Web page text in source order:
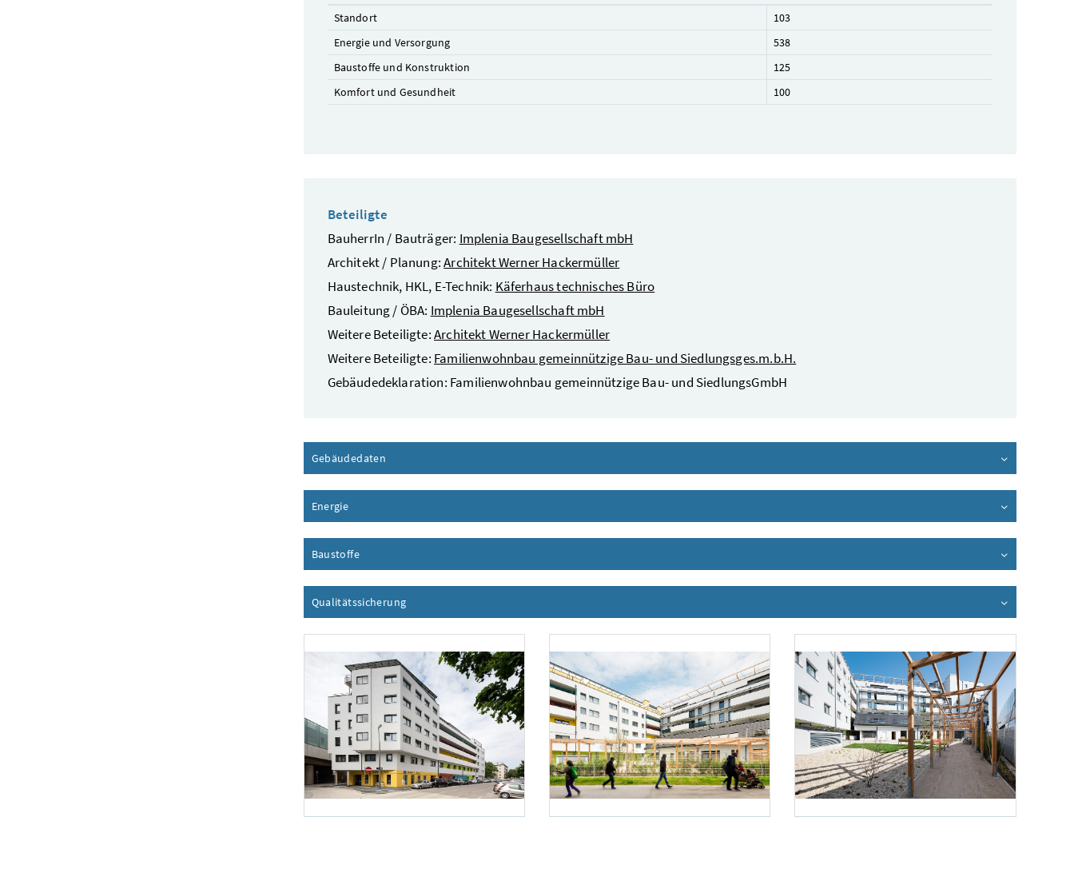
Standort
103
Energie und Versorgung
538
Baustoffe und Konstruktion
125
Komfort und Gesundheit
100
Beteiligte
BauherrIn / Bauträger: Implenia Baugesellschaft mbH
Architekt / Planung:Architekt Werner Hackermüller
Haustechnik, HKL, E-Technik: Käferhaus technisches Büro
Bauleitung / ÖBA: Implenia Baugesellschaft mbH
Weitere Beteiligte:Architekt Werner Hackermüller
Weitere Beteiligte: Familienwohnbau gemeinnützige Bau- und Siedlungsges.m.b.H.
Gebäudedeklaration: Familienwohnbau gemeinnützige Bau- und SiedlungsGmbH
Gebäudedaten
Energie
BaustoffeInhalt aufklappen
Qualitätssicherung
Foto 1: Daniela Hawelka Foto 2: Daniela Hawelka Foto 3: Daniel Hawelka